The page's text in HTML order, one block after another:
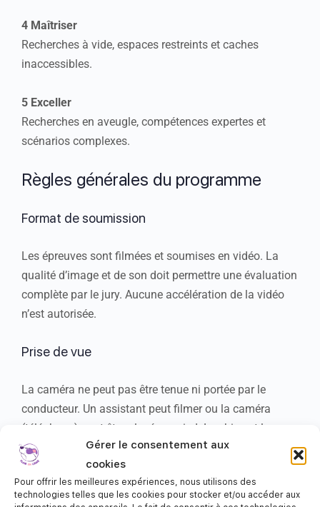
Gérer le consentement aux
cookies
Pour offrir les meilleures expériences, nous utilisons des
technologies telles que les cookies pour stocker et/ou accéder aux
4 Maîtriser
Recherches à vide, espaces restreints et caches
inaccessibles.
5 Exceller
Recherches en aveugle, compétences expertes et
scénarios complexes.
Règles générales du programme
Format de soumission
Les épreuves sont filmées et soumises en vidéo. La
qualité d’image et de son doit permettre une évaluation
complète par le jury. Aucune accélération de la vidéo
n’est autorisée.
Prise de vue
La caméra ne peut pas être tenue ni portée par le
conducteur. Un assistant peut filmer ou la caméra
(téléphone) peut être placé sur pied. Le chien et le
conducteur doivent rester dans le champ de l’image
durant tout l’exercice.